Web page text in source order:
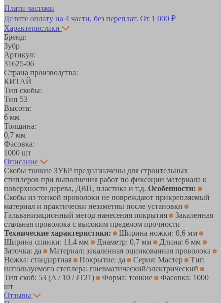
Плати частями
Делите оплату на 4 части, без переплат. От 1 000 ₽
Характеристики
Бренд:
Зубр
Артикул:
31625-06
Страна производства:
КИТАЙ
Тип скобы:
Тип 53
Высота:
6 мм
Толщина:
0,7 мм
Фасовка:
1000 шт
Описание
Скобы тонкие ЗУБР предназначены для строительных
стиплеров при выполнения работ по фиксации материала к
поверхности дерева, ДВП, пластика и т.д. Особенности:
Скобы из тонкой проволоки не повреждают прикрепляемый
материал и практически незаметны после установки
Гальванизационный метод нанесения покрытия
Закаленная
стальная проволока с высоким пределом прочности
Технические характеристики:
Ширина ножки: 0,6 мм
Ширина спинки: 11,4 мм
Диаметр: 0,7 мм
Длина: 6 мм
Заточка: да
Материал: закаленная оцинкованная проволока
Ножка: стандартная
Покрытие: да Серия: Мастер
Тип
используемого степлера: пневматический/электрический
Тип скоб: 53 (A / 10 / JT21)
Форма: тонкие
Фасовка: 1000
шт
Отзывы